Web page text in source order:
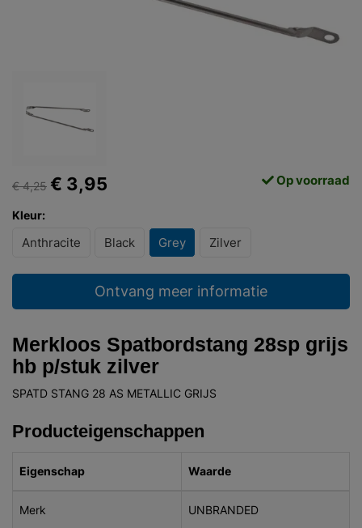
€ 4,25 € 3,95 Op voorraad
Kleur:
Anthracite Black Grey Zilver
Ontvang meer informatie
Merkloos Spatbordstang 28sp grijs
hb p/stuk zilver
SPATD STANG 28 AS METALLIC GRIJS
Producteigenschappen
Eigenschap Waarde
Merk UNBRANDED